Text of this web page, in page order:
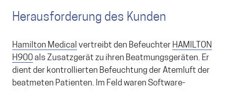
Herausforderung des Kunden
Hamilton Medical vertreibt den Befeuchter HAMILTON
H900als Zusatzgerät zu ihren Beatmungsgeräten. Er
dient der kontrollierten Befeuchtung der Atemluft der
beatmeten Patienten. Im Feld waren Software-